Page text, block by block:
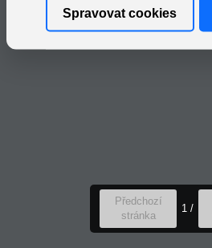
Předchozí
stránka
1 /
Spravovat cookies